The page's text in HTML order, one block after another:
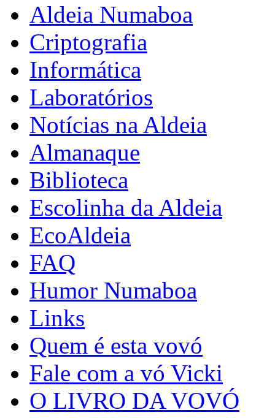
Aldeia Numaboa
Criptografia
Informática
Laboratórios
Notícias na Aldeia
Almanaque
Biblioteca
Escolinha da Aldeia
EcoAldeia
FAQ
Humor Numaboa
Links
Quem é esta vovó
Fale com a vó Vicki
O LIVRO DA VOVÓ